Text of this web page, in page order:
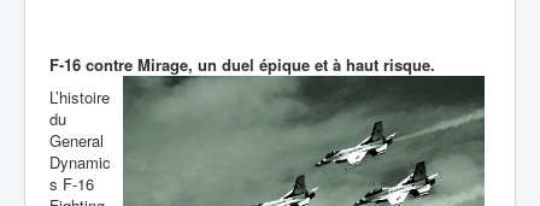
F-16 contre Mirage, un duel épique et à haut risque.
L’histoire
du
General
Dynamic
s F-16